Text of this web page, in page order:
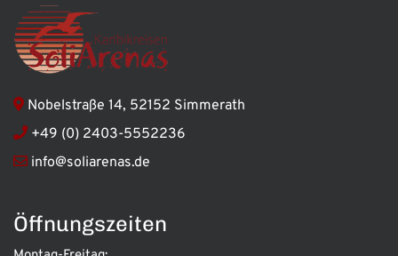
Nobelstraße 14, 52152 Simmerath
+49 (0) 2403-5552236
info@soliarenas.de
Öffnungszeiten